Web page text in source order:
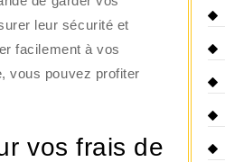
leur sécurité et
facilement à vos
vous pouvez profiter
vos frais de